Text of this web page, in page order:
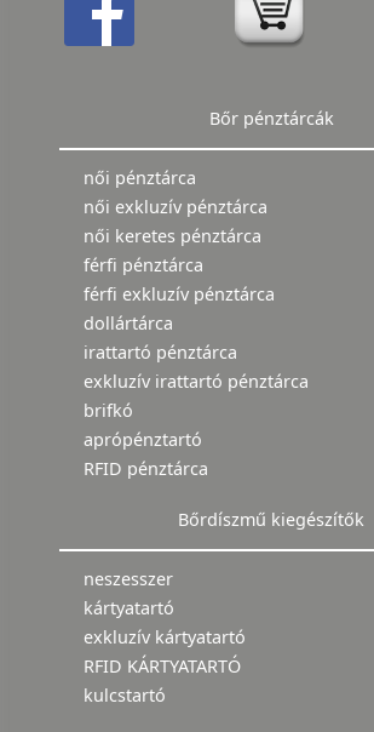
Bőr pénztárcák
női pénztárca
női exkluzív pénztárca
női keretes pénztárca
férfi pénztárca
férfi exkluzív pénztárca
dollártárca
irattartó pénztárca
exkluzív irattartó pénztárca
brifkó
aprópénztartó
RFID pénztárca
Bőrdíszmű kiegészítők
neszesszer
kártyatartó
exkluzív kártyatartó
RFID KÁRTYATARTÓ
kulcstartó